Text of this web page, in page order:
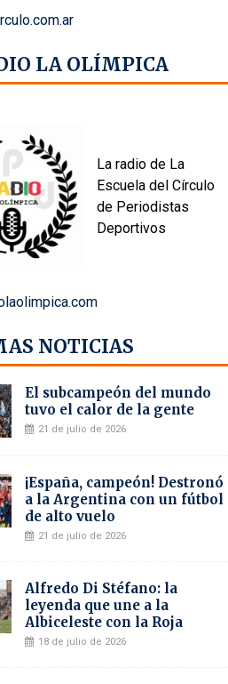
LA OLÍMPICA
La radio de La
Escuela del Círculo
de Periodistas
Deportivos
NOTICIAS
El subcampeón del mundo
tuvo el calor de la gente
21 de julio de 2026
¡España, campeón! Destronó
a la Argentina con un fútbol
de alto vuelo
21 de julio de 2026
Alfredo Di Stéfano: la
leyenda que une a la
Albiceleste con la Roja
18 de julio de 2026